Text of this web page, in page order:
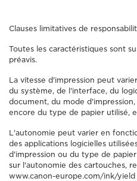
Clauses limitatives de
Toutes les caractéristiques sont
préavis.
La vitesse d'impression peut
du système, de l'interface, du
document, du mode
encore du type de papier utilisé,
L'autonomie peut varier en
des applications logicielles
d'impression ou du type de
sur l'autonomie des cartouches,
www.canon-europe.com/ink/yield